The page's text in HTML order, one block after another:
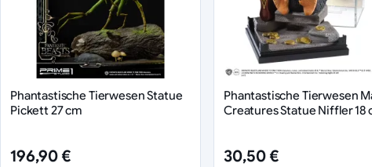
Phantastische Tierwesen Statue
Pickett 27 cm
196,90 €
Phantastische Tierwesen
Creatures Statue Niffler 18
30,50 €